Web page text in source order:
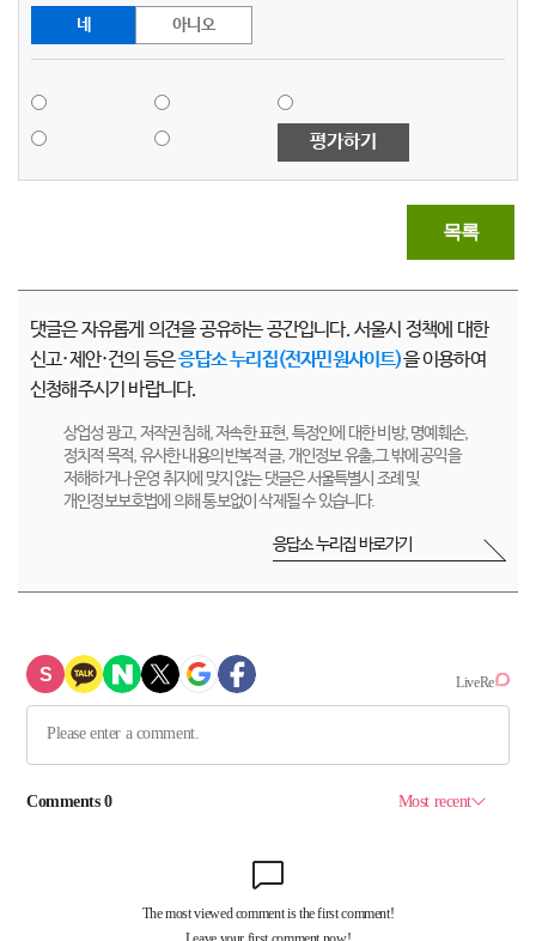
네 아니오
평가하기
목록
댓글은 자유롭게 의견을 공유하는 공간입니다. 서울시 정책에 대한
신고·제안·건의 등은응답소 누리집(전자민원사이트)을 이용하여
신청해주시기 바랍니다.
상업성 광고, 저작권 침해, 저속한 표현, 특정인에 대한 비방, 명예훼손,
정치적 목적, 유사한 내용의 반복적 글, 개인정보 유출,그 밖에 공익을
저해하거나 운영 취지에 맞지 않는 댓글은 서울특별시 조례 및
개인정보보호법에 의해 통보없이 삭제될 수 있습니다.
응답소 누리집 바로가기